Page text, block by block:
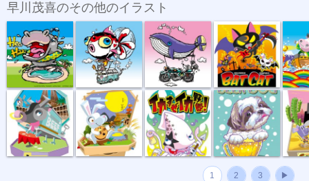
早川茂喜のその他のイラスト
カバプール 空飛ぶ金魚２ 空飛ぶクジラ-2
コンビーフ・... 月見ウサギ イカすぜイカ... BEER DOG CAT
1 2 3 ▶